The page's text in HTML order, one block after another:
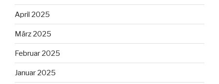
April 2025
März 2025
Februar 2025
Januar 2025